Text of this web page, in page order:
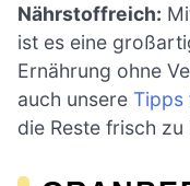
Nährstoffreich:
ist es eine
Ernährung ohne
auch unsere Tipps
die Reste frisch zu